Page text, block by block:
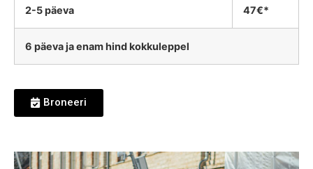
2-5 päeva 47€*
6 päeva ja enam hind kokkuleppel
Broneeri